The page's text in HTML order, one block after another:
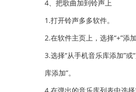
4、把歌曲加到铃声上
1.打开铃声多多软件。
2.在软件主页上，选择“+”添加
3.选择“从手机音乐库添加”
库添加”。